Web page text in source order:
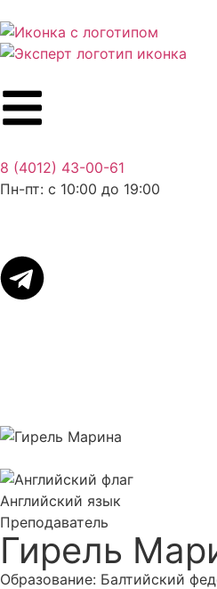
8 (4012) 43-00-61
Пн-пт: c 10:00 до 19:00
Английский язык
Преподаватель
Гирель
Образование: Балтийский